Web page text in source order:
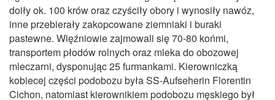
doiły ok. 100 krów oraz czyściły obory i wynosiły nawóz,
inne przebierały zakopcowane ziemniaki i buraki
pastewne. Więźniowie zajmowali się 70‑80 końmi,
transportem płodów rolnych oraz mleka do obozowej
mleczarni, dysponując 25 furmankami. Kierowniczką
kobiecej części podobozu była SS‑Aufseherin Florentin
Cichon, natomiast kierownikiem podobozu męskiego był